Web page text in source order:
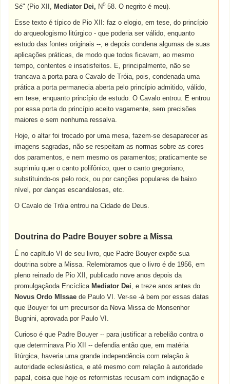
Sé" (Pio XII, Mediator Dei, N0 58. O negrito é meu).
Esse texto é típico de Pio XII: faz o elogio, em tese, do princípio
do arqueologismo litúrgico - que poderia ser válido, enquanto
estudo das fontes originais --, e depois condena algumas de suas
aplicações práticas, de modo que todos ficavam, ao mesmo
tempo, contentes e insatisfeitos. E, principalmente, não se
trancava a porta para o Cavalo de Tróia, pois, condenada uma
prática a porta permanecia aberta pelo princípio admitido, válido,
em tese, enquanto princípio de estudo. O Cavalo entrou. E entrou
por essa porta do princípio aceito vagamente, sem precisões
maiores e sem nenhuma ressalva.
Hoje, o altar foi trocado por uma mesa, fazem-se desaparecer as
imagens sagradas, não se respeitam as normas sobre as cores
dos paramentos, e nem mesmo os paramentos; praticamente se
suprimiu quer o canto polifônico, quer o canto gregoriano,
substituindo-os pelo rock, ou por canções populares de baixo
nível, por danças escandalosas, etc.
O Cavalo de Tróia entrou na Cidade de Deus.
Doutrina do Padre Bouyer sobre a Missa
É no capítulo VI de seu livro, que Padre Bouyer expõe sua
doutrina sobre a Missa. Relembramos que o livro é de 1956, em
pleno reinado de Pio XII, publicado nove anos depois da
promulgaçãoda Encíclica Mediator Dei, e treze anos antes do
Novus Ordo MIssae de Paulo VI. Ver-se -á bem por essas datas
que Bouyer foi um precursor da Nova Missa de Monsenhor
Bugnini, aprovada por Paulo VI.
Curioso é que Padre Bouyer -- para justificar a rebelião contra o
que determinava Pio XII -- defendia então que, em matéria
litúrgica, haveria uma grande independência com relação à
autoridade eclesiástica, e até mesmo com relação à autoridade
papal, coisa que hoje os reformistas recusam com indignação e